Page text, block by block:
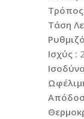
Τάση
Ισχύς :